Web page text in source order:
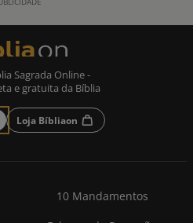
Sagrada Online -
e gratuita da Bíblia
Loja Bíbliaon
10 Mandamentos